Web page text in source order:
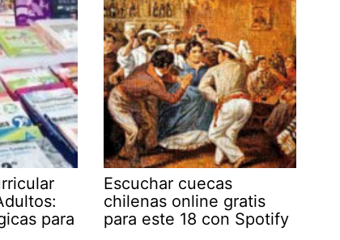
para
Escuchar cuecas
chilenas online gratis
para este 18 con Spotify